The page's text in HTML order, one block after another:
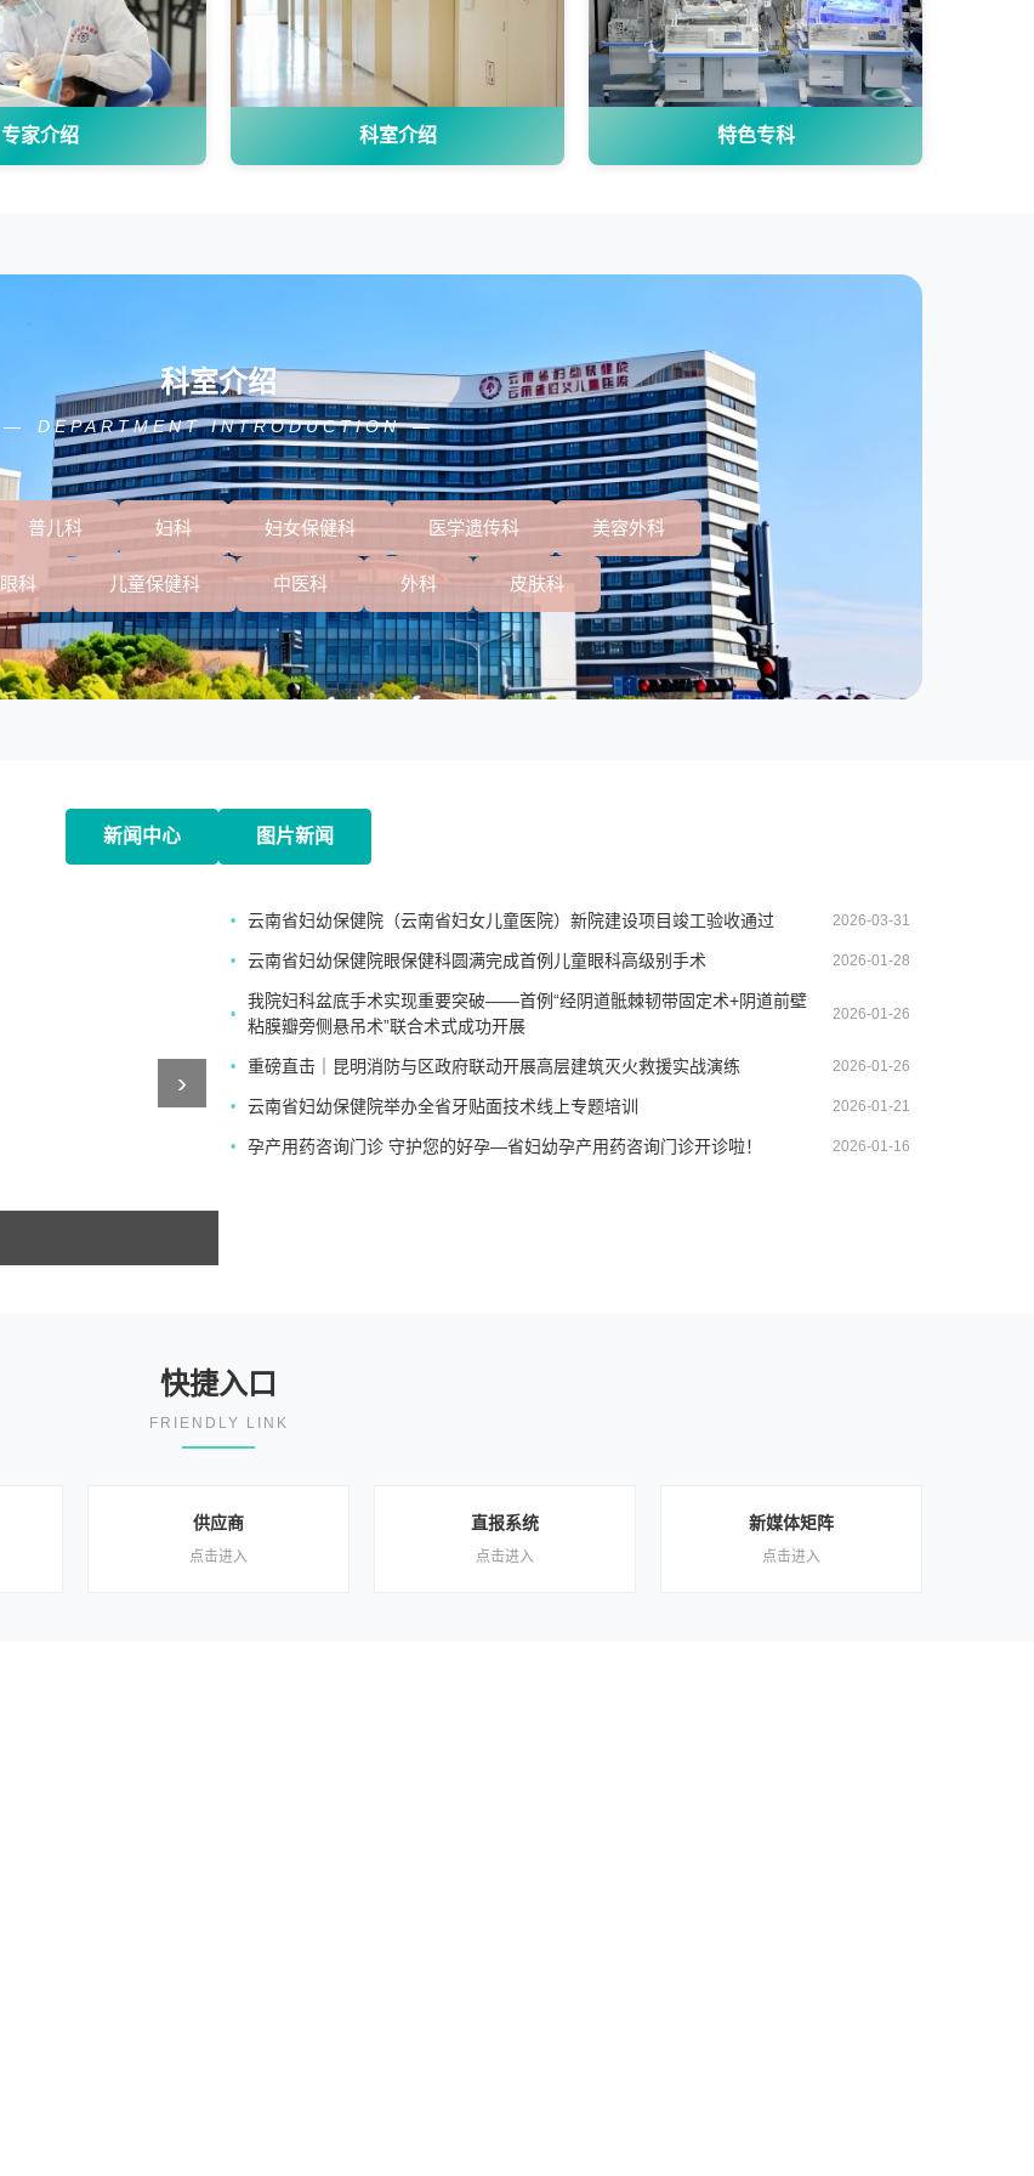
专家介绍 科室介绍 特色专科
科室介绍
DEPARTMENT INTRODUCTION
普儿科 妇科 妇女保健科 医学遗传科 美容外科
眼科 儿童保健科 中医科 外科 皮肤科
新闻中心 图片新闻
›
• 云南省妇幼保健院（云南省妇女儿童医院）新院建设项目竣工验收通过 2026-03-31
• 云南省妇幼保健院眼保健科圆满完成首例儿童眼科高级别手术 2026-01-28
•
我院妇科盆底手术实现重要突破——首例“经阴道骶棘韧带固定术+阴道前壁
粘膜瓣旁侧悬吊术”联合术式成功开展
2026-01-26
• 重磅直击｜昆明消防与区政府联动开展高层建筑灭火救援实战演练 2026-01-26
• 云南省妇幼保健院举办全省牙贴面技术线上专题培训 2026-01-21
• 孕产用药咨询门诊 守护您的好孕—省妇幼孕产用药咨询门诊开诊啦！ 2026-01-16
快捷入口
FRIENDLY LINK
供应商
点击进入
直报系统
点击进入
新媒体矩阵
点击进入